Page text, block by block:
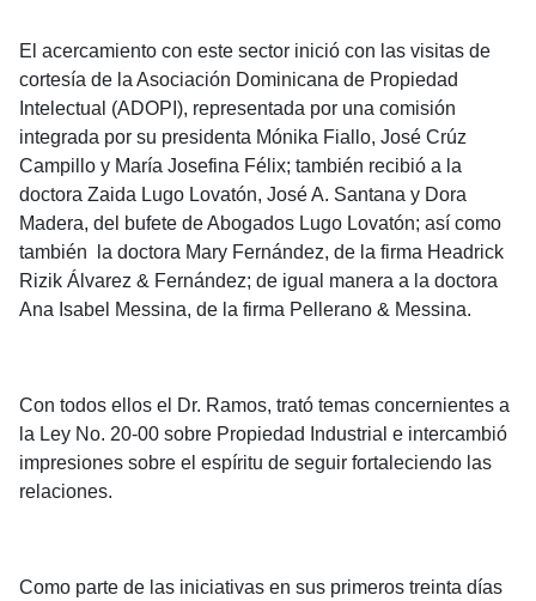
El acercamiento con este sector inició con las visitas de
cortesía de la Asociación Dominicana de Propiedad
Intelectual (ADOPI), representada por una comisión
integrada por su presidenta Mónika Fiallo, José Crúz
Campillo y María Josefina Félix; también recibió a la
doctora Zaida Lugo Lovatón, José A. Santana y Dora
Madera, del bufete de Abogados Lugo Lovatón; así como
también la doctora Mary Fernández, de la firma Headrick
Rizik Álvarez & Fernández; de igual manera a la doctora
Ana Isabel Messina, de la firma Pellerano & Messina.
Con todos ellos el Dr. Ramos, trató temas concernientes a
la Ley No. 20-00 sobre Propiedad Industrial e intercambió
impresiones sobre el espíritu de seguir fortaleciendo las
relaciones.
Como parte de las iniciativas en sus primeros treinta días